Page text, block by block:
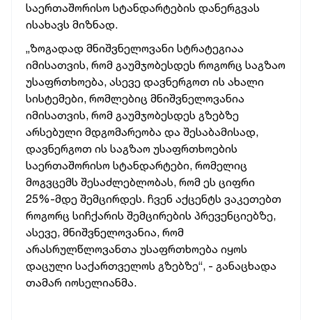
საერთაშორისო სტანდარტების დანერგვას
ისახავს მიზნად.
„ზოგადად მნიშვნელოვანი სტრატეგიაა
იმისათვის, რომ გაუმჯობესდეს როგორც საგზაო
უსაფრთხოება, ასევე დავნერგოთ ის ახალი
სისტემები, რომლებიც მნიშვნელოვანია
იმისათვის, რომ გაუმჯობესდეს გზებზე
არსებული მდგომარეობა და შესაბამისად,
დავნერგოთ ის საგზაო უსაფრთხოების
საერთაშორისო სტანდარტები, რომელიც
მოგვცემს შესაძლებლობას, რომ ეს ციფრი
25%-მდე შემცირდეს. ჩვენ აქცენტს ვაკეთებთ
როგორც სიჩქარის შემცირების პრევენციებზე,
ასევე, მნიშვნელოვანია, რომ
არასრულწლოვანთა უსაფრთხოება იყოს
დაცული საქართველოს გზებზე“, - განაცხადა
თამარ იოსელიანმა.